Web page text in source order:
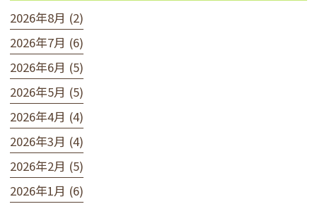
2026年8月 (2)
2026年7月 (6)
2026年6月 (5)
2026年5月 (5)
2026年4月 (4)
2026年3月 (4)
2026年2月 (5)
2026年1月 (6)